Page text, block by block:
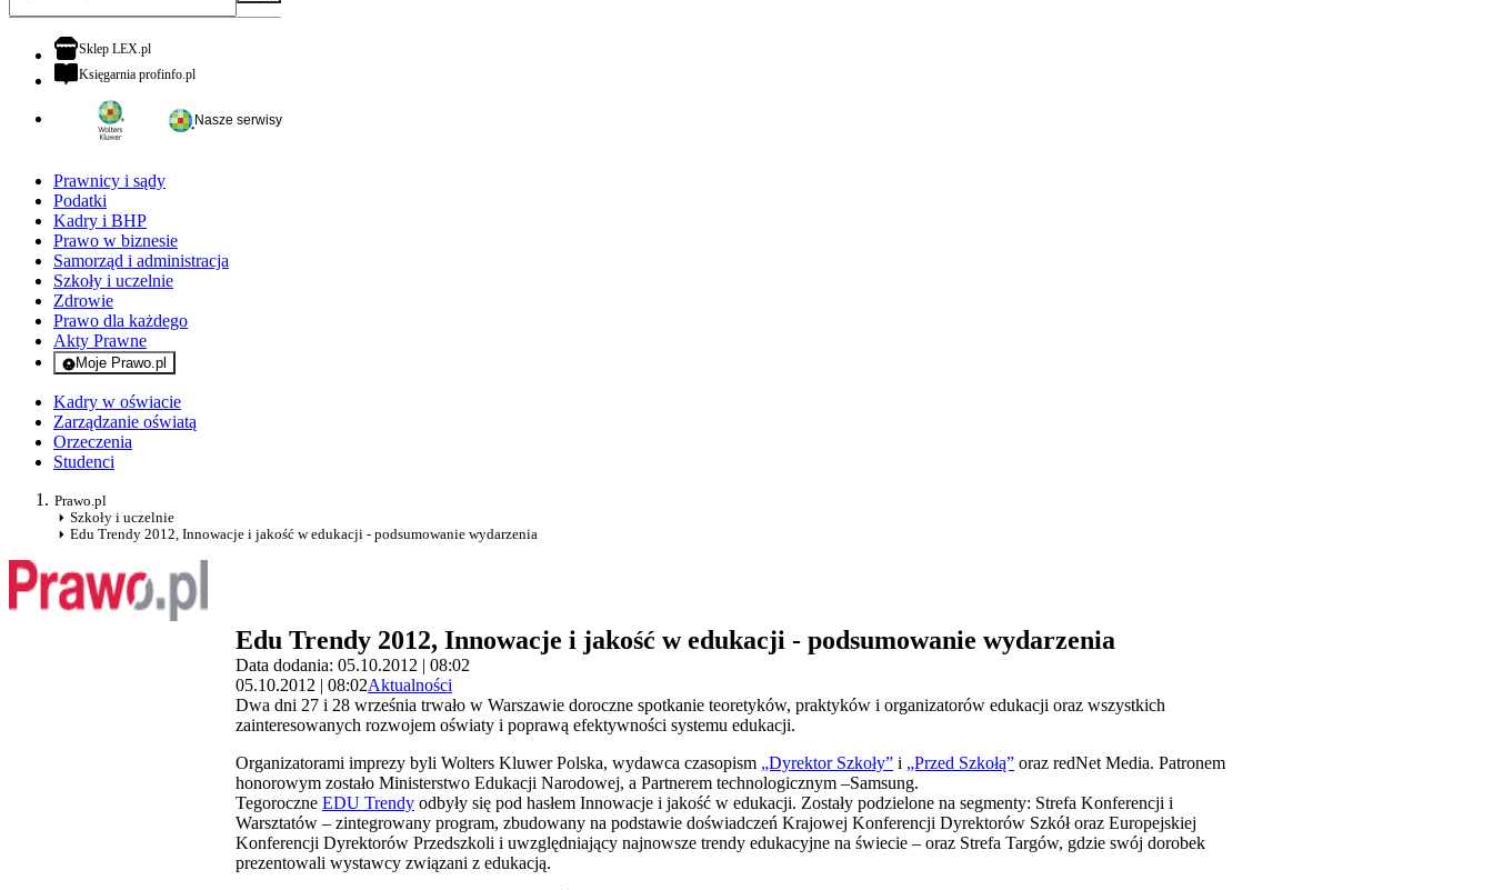
Sklep LEX.plotwiera się w nowej karcie
Księgarnia profinfo.plotwiera się w nowej karcie
Nasze serwisy
Prawnicy i sądy
Podatki
Kadry i BHP
Prawo w biznesie
Samorząd i administracja
Szkoły i uczelnie
Zdrowie
Prawo dla każdego
Akty Prawne
Moje Prawo.pl
- rejestracja i logowanie do serwisu
Kadry w oświacie
Zarządzanie oświatą
Orzeczenia
Studenci
Prawo.pl
Szkoły i uczelnie
Edu Trendy 2012, Innowacje i jakość w edukacji - podsumowanie wydarzenia
Edu Trendy 2012, Innowacje i jakość w edukacji - podsumowanie wydarzenia
Data dodania: 05.10.2012 | 08:02
05.10.2012 | 08:02Aktualności
Dwa dni 27 i 28 września trwało w Warszawie doroczne spotkanie teoretyków, praktyków i organizatorów edukacji oraz wszystkich
zainteresowanych rozwojem oświaty i poprawą efektywności systemu edukacji.
Organizatorami imprezy byli Wolters Kluwer Polska, wydawca czasopism „Dyrektor Szkoły” i „Przed Szkołą” oraz redNet Media. Patronem
honorowym zostało Ministerstwo Edukacji Narodowej, a Partnerem technologicznym –Samsung.
Tegoroczne EDU Trendy odbyły się pod hasłem Innowacje i jakość w edukacji. Zostały podzielone na segmenty: Strefa Konferencji i
Warsztatów – zintegrowany program, zbudowany na podstawie doświadczeń Krajowej Konferencji Dyrektorów Szkół oraz Europejskiej
Konferencji Dyrektorów Przedszkoli i uwzględniający najnowsze trendy edukacyjne na świecie – oraz Strefa Targów, gdzie swój dorobek
prezentowali wystawcy związani z edukacją.